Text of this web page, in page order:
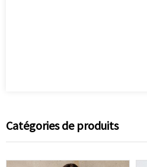
Catégories de produits